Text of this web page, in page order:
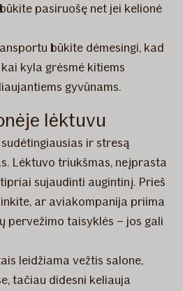
pasiruošę net jei kelionė
būkite dėmesingi, kad
kyla grėsmė kitiems
gyvūnams.
lėktuvu
ir stresą
Lėktuvo triukšmas, neįprasta
sujaudinti augintinį. Prieš
ar aviakompanija priima
pervežimo taisyklės – jos gali
leidžiama vežtis salone,
tačiau didesni keliauja